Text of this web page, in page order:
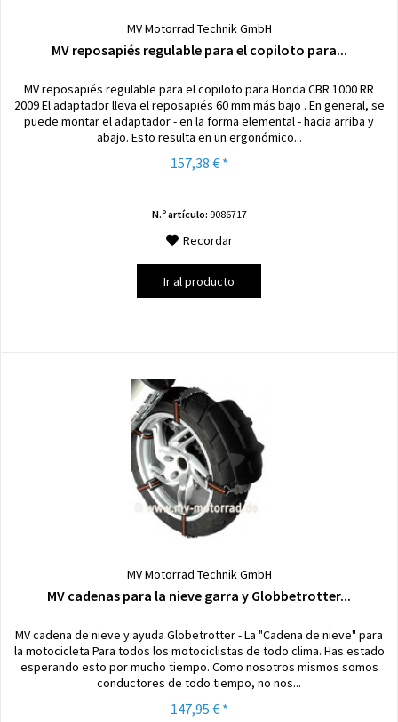
MV Motorrad Technik GmbH
MV reposapiés regulable para el copiloto para...
MV reposapiés regulable para el copiloto para Honda CBR 1000 RR
2009 El adaptador lleva el reposapiés 60 mm más bajo . En general, se
puede montar el adaptador - en la forma elemental - hacia arriba y
abajo. Esto resulta en un ergonómico...
157,38 € *
N.º artículo: 9086717
Recordar
Ir al producto
MV Motorrad Technik GmbH
MV cadenas para la nieve garra y Globbetrotter...
MV cadena de nieve y ayuda Globetrotter - La "Cadena de nieve" para
la motocicleta Para todos los motociclistas de todo clima. Has estado
esperando esto por mucho tiempo. Como nosotros mismos somos
conductores de todo tiempo, no nos...
147,95 € *